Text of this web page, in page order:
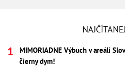
MIMORIADNE Výbuch v areáli
čierny dym!